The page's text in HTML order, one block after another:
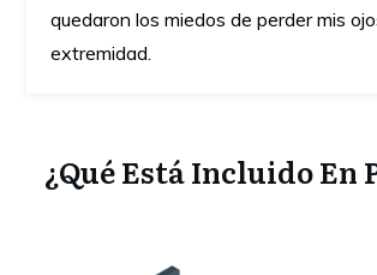
quedaron los miedos de perder mis
extremidad.
¿Qué Está Incluido En